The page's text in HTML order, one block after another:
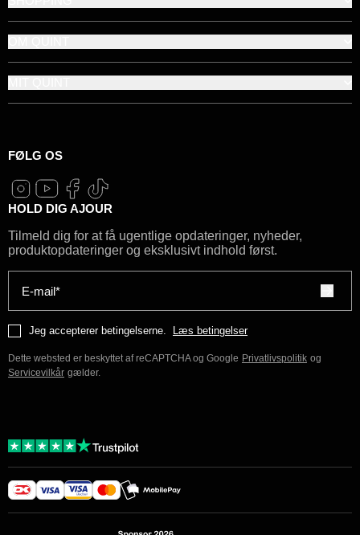
FØLG OS
HOLD DIG AJOUR
Tilmeld dig for at få ugentlige opdateringer, nyheder,
produktopdateringer og eksklusivt indhold først.
E-mail*
Jeg accepterer betingelserne. Læs betingelser
Dette websted er beskyttet af reCAPTCHA og Google Privatlivspolitik og
Servicevilkår gælder.